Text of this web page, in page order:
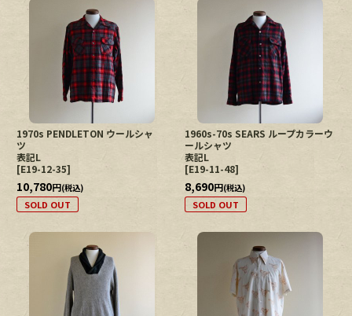
1970s PENDLETON ウールシャ
ツ
表記L
[E19-12-35]
10,780円(税込)
SOLD OUT
1960s-70s SEARS ループカラーウ
ールシャツ
表記L
[E19-11-48]
8,690円(税込)
SOLD OUT